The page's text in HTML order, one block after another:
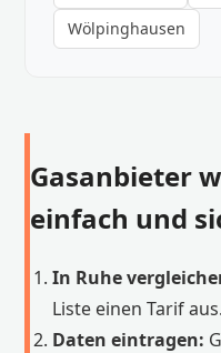
Wölpinghausen
Gasanbieter
einfach und
In Ruhe
Liste einen Tarif aus.
Daten eintragen: